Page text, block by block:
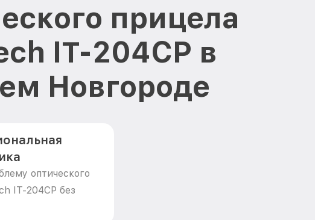
прицела
IT-204CP в
Новгороде
оптического
IT-204CP без